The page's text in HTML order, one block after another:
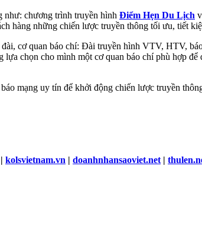
như: chương trình truyền hình Điểm Hẹn Du Lịch
hàng những chiến lược truyền thông tối ưu, tiết
cơ quan báo chí: Đài truyền hình VTV, HTV,
chọn cho mình một cơ quan báo chí phù hợp để
mạng uy tín để khởi động chiến lược truyền
| kolsvietnam.vn | doanhnhansaoviet.net |